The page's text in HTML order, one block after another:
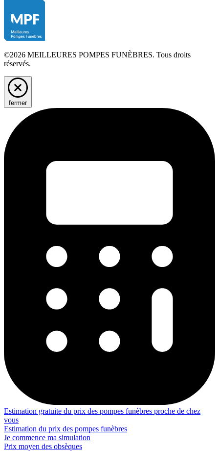
©2026 MEILLEURES POMPES FUNÈBRES. Tous droits
réservés.
fermer
Estimation gratuite du prix des pompes funèbres proche de chez
vous
Estimation du prix des pompes funèbres
Je commence ma simulation
Prix moyen des obsèques